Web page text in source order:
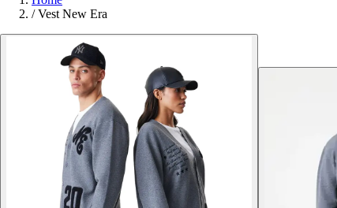
/ Vest New Era